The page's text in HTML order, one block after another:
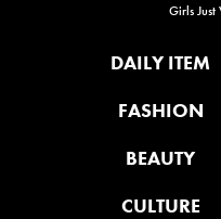
Girls Just
DAILY ITEM
FASHION
BEAUTY
CULTURE